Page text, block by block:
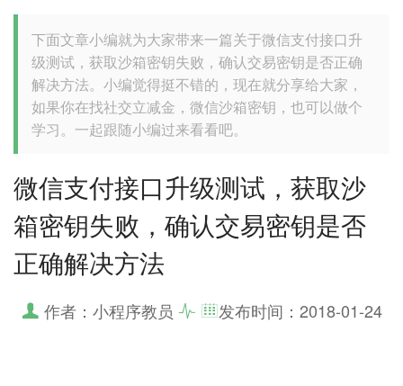
下面文章小编就为大家带来一篇关于微信支付接口升
级测试，获取沙箱密钥失败，确认交易密钥是否正确
解决方法。小编觉得挺不错的，现在就分享给大家，
如果你在找社交立减金，微信沙箱密钥，也可以做个
学习。一起跟随小编过来看看吧。
微信支付接口升级测试，获取沙
箱密钥失败，确认交易密钥是否
正确解决方法
作者：小程序教员 发布时间： 2018-01-24